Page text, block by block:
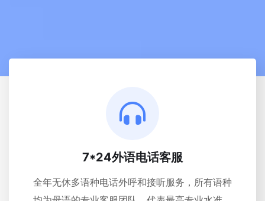
7*24外语电话客服
全年无休多语种电话外呼和接听服务，所有语种